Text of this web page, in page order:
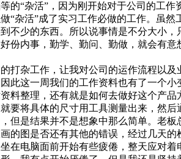
的“杂活”，因为刚开始对于公司的工作
“杂活”成了实习工作必做的工作。虽然
不少的东西。所以说事情是不分大小，
份内事，勤学、勤问、勤做，就会有意
打杂工作，让我对公司的运作流程以及
此这一周我们的工作资料也有了一个小
料整理，还有就是如何去做好这个产品
要将具体的尺寸用工具测量出来，然后
但是结果并不是想象中那么简单。老板
的图是否还有其他的错误，经过几天的
在电脑面前开始有些疲倦，整天应对着